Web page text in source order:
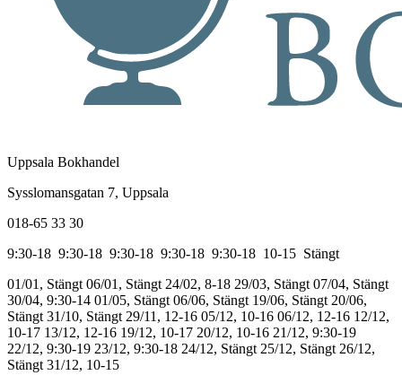
Uppsala Bokhandel
Sysslomansgatan 7, Uppsala
018-65 33 30
9:30-18 9:30-18 9:30-18 9:30-18 9:30-18 10-15 Stängt
01/01, Stängt 06/01, Stängt 24/02, 8-18 29/03, Stängt 07/04, Stängt
30/04, 9:30-14 01/05, Stängt 06/06, Stängt 19/06, Stängt 20/06,
Stängt 31/10, Stängt 29/11, 12-16 05/12, 10-16 06/12, 12-16 12/12,
10-17 13/12, 12-16 19/12, 10-17 20/12, 10-16 21/12, 9:30-19
22/12, 9:30-19 23/12, 9:30-18 24/12, Stängt 25/12, Stängt 26/12,
Stängt 31/12, 10-15